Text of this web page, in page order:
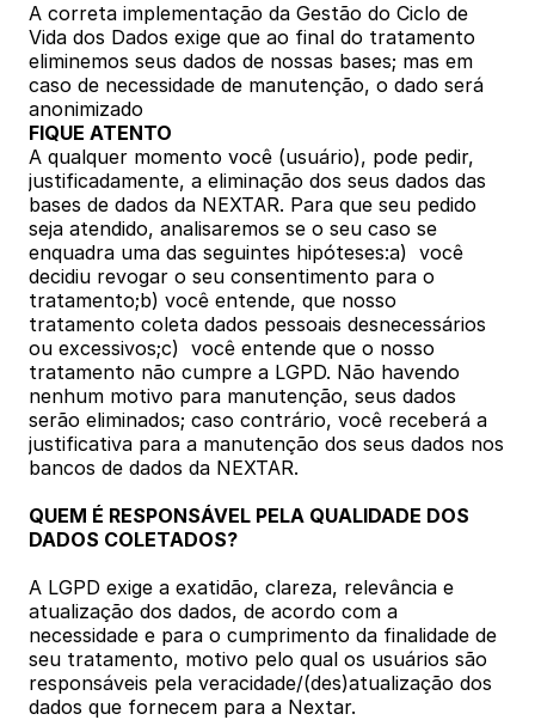
A correta implementação da Gestão do Ciclo de
Vida dos Dados exige que ao final do tratamento
eliminemos seus dados de nossas bases; mas em
caso de necessidade de manutenção, o dado será
anonimizado
FIQUE ATENTO
A qualquer momento você (usuário), pode pedir,
justificadamente, a eliminação dos seus dados das
bases de dados da NEXTAR. Para que seu pedido
seja atendido, analisaremos se o seu caso se
enquadra uma das seguintes hipóteses:a)  você
decidiu revogar o seu consentimento para o
tratamento;b) você entende, que nosso
tratamento coleta dados pessoais desnecessários
ou excessivos;c)  você entende que o nosso
tratamento não cumpre a LGPD. Não havendo
nenhum motivo para manutenção, seus dados
serão eliminados; caso contrário, você receberá a
justificativa para a manutenção dos seus dados nos
bancos de dados da NEXTAR.
QUEM É RESPONSÁVEL PELA QUALIDADE DOS
DADOS COLETADOS?
A LGPD exige a exatidão, clareza, relevância e
atualização dos dados, de acordo com a
necessidade e para o cumprimento da finalidade de
seu tratamento, motivo pelo qual os usuários são
responsáveis pela veracidade/(des)atualização dos
dados que fornecem para a Nextar.